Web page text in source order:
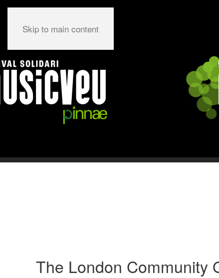
Skip to main content
The London Community